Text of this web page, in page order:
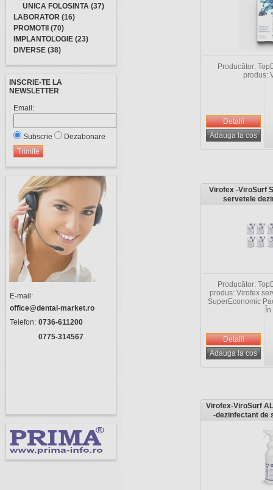
UNICA FOLOSINTA (37)
LABORATOR (16)
PROMOTII (70)
IMPLANTOLOGIE (23)
DIVERSE (38)
INSCRIE-TE LA
NEWSLETTER
Email:
Subscrie Dezabonare
E-mail:
office@dental-market.ro
Telefon: 0736-611200
0775-314567
Producător:
produs:
Virofex -ViroSurf
servetele
Producător:
produs: Virofex
SuperEconomic
Virofex-ViroSurf
-dezinfectant de